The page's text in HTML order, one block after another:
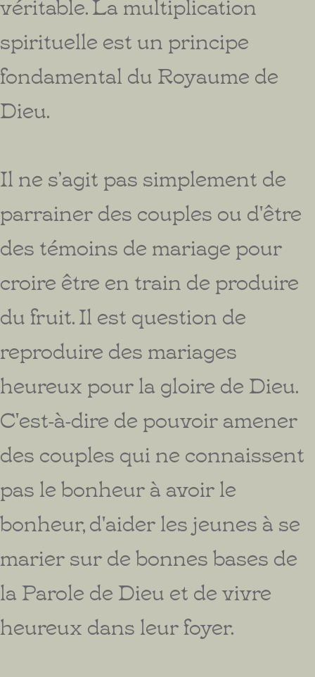
spirituelle est un principe
fondamental du Royaume de
Dieu.
Il ne s’agit pas simplement de
parrainer des couples ou d'être
des témoins de mariage pour
croire être en train de produire
du fruit. Il est question de
reproduire des mariages
heureux pour la gloire de Dieu.
C'est-à-dire de pouvoir amener
des couples qui ne connaissent
pas le bonheur à avoir le
bonheur, d'aider les jeunes à se
marier sur de bonnes bases de
la Parole de Dieu et de vivre
heureux dans leur foyer.